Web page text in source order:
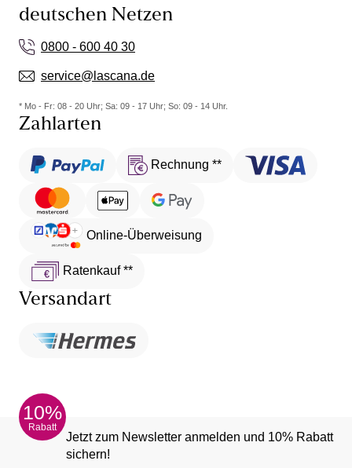
deutschen Netzen
0800 - 600 40 30
service@lascana.de
* Mo - Fr: 08 - 20 Uhr; Sa: 09 - 17 Uhr; So: 09 - 14 Uhr.
Zahlarten
Rechnung **
Online-Überweisung
Ratenkauf **
Versandart
10%
Rabatt
Jetzt zum Newsletter anmelden und 10% Rabatt
sichern!